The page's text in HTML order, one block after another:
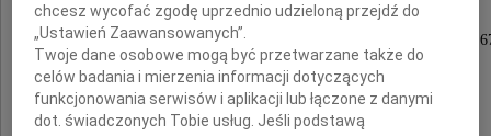
Z głębokim żalem zawiadamiamy,
że w dniu 19 lutego 2014 roku zmarł, przeżywszy
chcesz wycofać zgodę uprzednio udzieloną przejdź do
„Ustawień Zaawansowanych”.
Twoje dane osobowe mogą być przetwarzane także do
celów badania i mierzenia informacji dotyczących
funkcjonowania serwisów i aplikacji lub łączone z danymi
dot. świadczonych Tobie usług. Jeśli podstawą